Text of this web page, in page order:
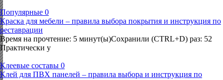
Популярные 0
Краска для мебели – правила выбора покрытия и инструкция по
реставрации
Время на прочтение: 5 минут(ы)Сохранили (CTRL+D) раз: 52
Практически у
Клеевые составы 0
Клей для ПВХ панелей – правила выбора и инструкция по